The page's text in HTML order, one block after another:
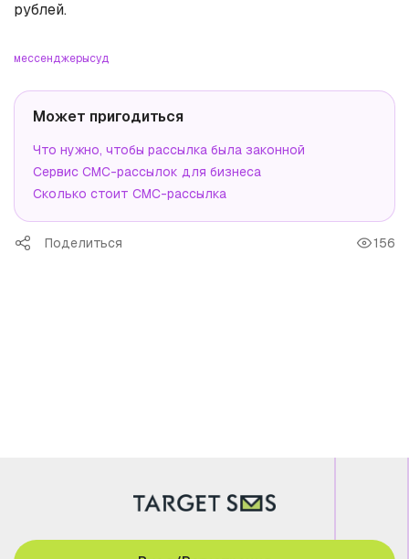
рублей.
мессенджерысуд
Может пригодиться
Что нужно, чтобы рассылка была законной
Сервис СМС-рассылок для бизнеса
Сколько стоит СМС-рассылка
Поделиться 156